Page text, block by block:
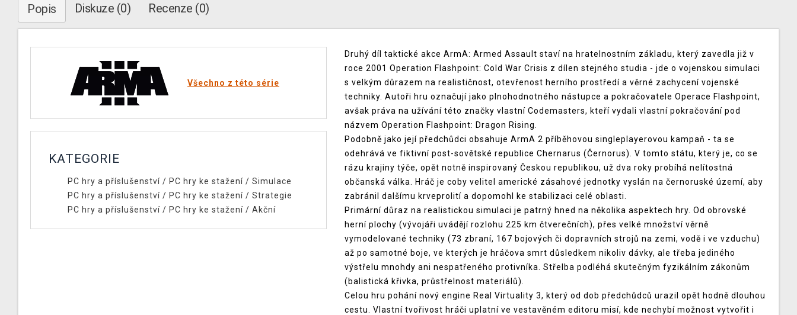
Popis Diskuze (0) Recenze (0)
Všechno z této série
KATEGORIE
PC hry a příslušenství/ PC hry ke stažení/ Simulace
PC hry a příslušenství/ PC hry ke stažení/ Strategie
PC hry a příslušenství/ PC hry ke stažení/ Akční
Druhý díl taktické akce ArmA: Armed Assault staví na hratelnostním základu, který zavedla již v
roce 2001 Operation Flashpoint: Cold War Crisis z dílen stejného studia - jde o vojenskou simulaci
s velkým důrazem na realističnost, otevřenost herního prostředí a věrné zachycení vojenské
techniky. Autoři hru označují jako plnohodnotného nástupce a pokračovatele Operace Flashpoint,
avšak práva na užívání této značky vlastní Codemasters, kteří vydali vlastní pokračování pod
názvem Operation Flashpoint: Dragon Rising.
Podobně jako její předchůdci obsahuje ArmA 2 příběhovou singleplayerovou kampaň - ta se
odehrává ve fiktivní post-sovětské republice Chernarus (Černorus). V tomto státu, který je, co se
rázu krajiny týče, opět notně inspirovaný Českou republikou, už dva roky probíhá nelítostná
občanská válka. Hráč je coby velitel americké zásahové jednotky vyslán na černoruské území, aby
zabránil dalšímu krveprolití a dopomohl ke stabilizaci celé oblasti.
Primární důraz na realistickou simulaci je patrný hned na několika aspektech hry. Od obrovské
herní plochy (vývojáři uvádějí rozlohu 225 km čtverečních), přes velké množství věrně
vymodelované techniky (73 zbraní, 167 bojových či dopravních strojů na zemi, vodě i ve vzduchu)
až po samotné boje, ve kterých je hráčova smrt důsledkem nikoliv dávky, ale třeba jediného
výstřelu mnohdy ani nespatřeného protivníka. Střelba podléhá skutečným fyzikálním zákonům
(balistická křivka, průstřelnost materiálů).
Celou hru pohání nový engine Real Virtuality 3, který od dob předchůdců urazil opět hodně dlouhou
cestu. Vlastní tvořivost hráči uplatní ve vestavěném editoru misí, kde nechybí možnost vytvořit i